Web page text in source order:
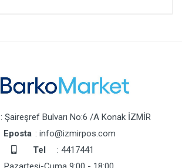
: Şaireşref Bulvarı No:6 /A Konak İZMİR
Eposta : info@izmirpos.com
Tel
: 4417441